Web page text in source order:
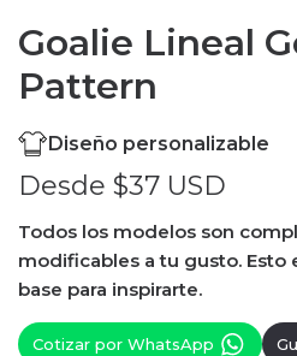
Goalie Lineal
Pattern
Diseño personalizable
Desde $37 USD
Todos los modelos son
modificables a tu gusto. Esto
base para inspirarte.
Cotizar por WhatsApp